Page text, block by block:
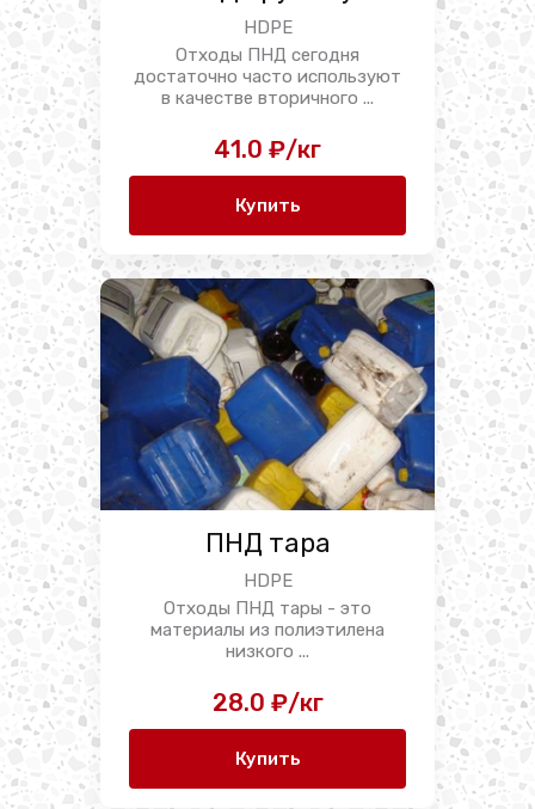
HDPE
Отходы ПНД сегодня
достаточно часто используют
в качестве вторичного ...
41.0 ₽/кг
Купить
ПНД тара
HDPE
Отходы ПНД тары - это
материалы из полиэтилена
низкого ...
28.0 ₽/кг
Купить